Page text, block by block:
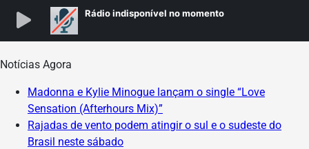
Skip
content
Notícias Agora
Madonna e Kylie Minogue lançam o single “Love
Sensation (Afterhours Mix)”
Rajadas de vento podem atingir o sul e o sudeste do
Brasil neste sábado